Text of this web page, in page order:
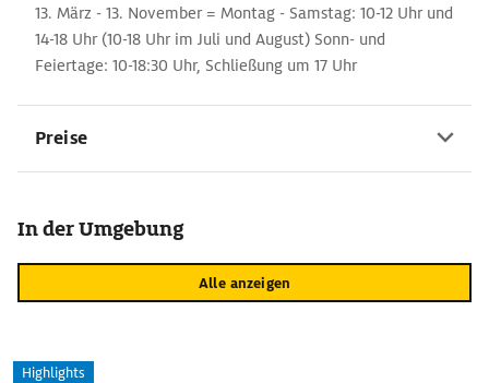
13. März - 13. November = Montag - Samstag: 10-12 Uhr und
14-18 Uhr (10-18 Uhr im Juli und August) Sonn- und
Feiertage: 10-18:30 Uhr, Schließung um 17 Uhr
Preise
In der Umgebung
Alle anzeigen
Highlights